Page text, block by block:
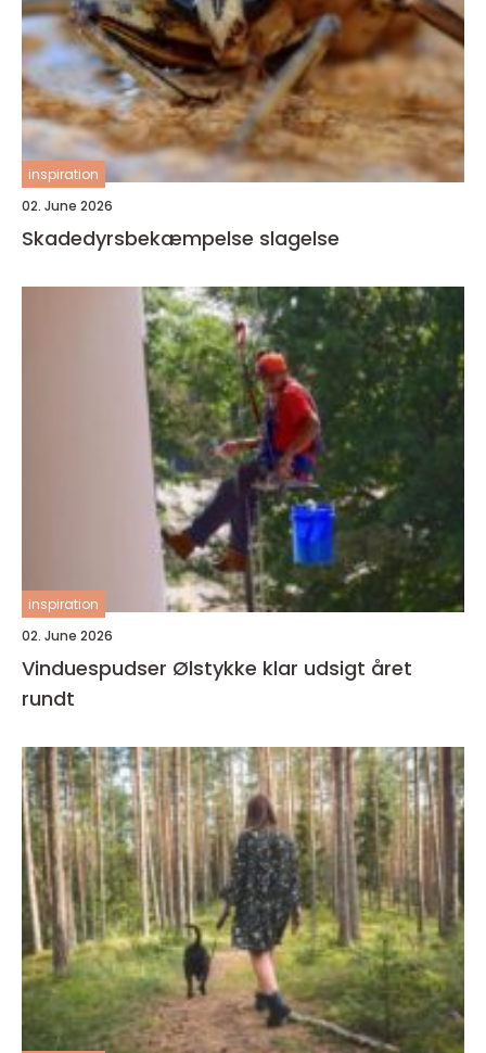
inspiration
02. June 2026
Skadedyrsbekæmpelse slagelse
inspiration
02. June 2026
Vinduespudser Ølstykke klar udsigt året
rundt